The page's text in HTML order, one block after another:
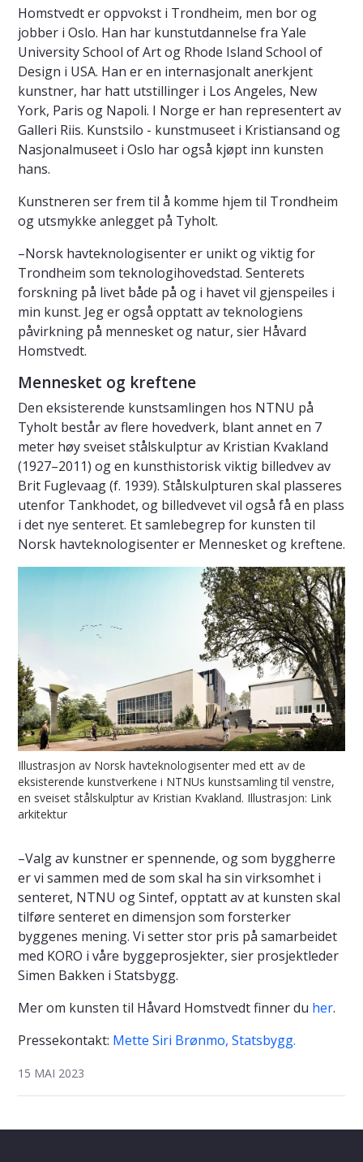
Homstvedt er oppvokst i Trondheim, men bor og
jobber i Oslo. Han har kunstutdannelse fra Yale
University School of Art og Rhode Island School of
Design i USA. Han er en internasjonalt anerkjent
kunstner, har hatt utstillinger i Los Angeles, New
York, Paris og Napoli. I Norge er han representert av
Galleri Riis. Kunstsilo - kunstmuseet i Kristiansand og
Nasjonalmuseet i Oslo har også kjøpt inn kunsten
hans.
Kunstneren ser frem til å komme hjem til Trondheim
og utsmykke anlegget på Tyholt.
–Norsk havteknologisenter er unikt og viktig for
Trondheim som teknologihovedstad. Senterets
forskning på livet både på og i havet vil gjenspeiles i
min kunst. Jeg er også opptatt av teknologiens
påvirkning på mennesket og natur, sier Håvard
Homstvedt.
Mennesket og kreftene
Den eksisterende kunstsamlingen hos NTNU på
Tyholt består av flere hovedverk, blant annet en 7
meter høy sveiset stålskulptur av Kristian Kvakland
(1927–2011) og en kunsthistorisk viktig billedvev av
Brit Fuglevaag (f. 1939). Stålskulpturen skal plasseres
utenfor Tankhodet, og billedvevet vil også få en plass
i det nye senteret. Et samlebegrep for kunsten til
Norsk havteknologisenter er Mennesket og kreftene.
Illustrasjon av Norsk havteknologisenter med ett av de
eksisterende kunstverkene i NTNUs kunstsamling til venstre,
en sveiset stålskulptur av Kristian Kvakland. Illustrasjon: Link
arkitektur
–Valg av kunstner er spennende, og som byggherre
er vi sammen med de som skal ha sin virksomhet i
senteret, NTNU og Sintef, opptatt av at kunsten skal
tilføre senteret en dimensjon som forsterker
byggenes mening. Vi setter stor pris på samarbeidet
med KORO i våre byggeprosjekter, sier prosjektleder
Simen Bakken i Statsbygg.
Mer om kunsten til Håvard Homstvedt finner du her.
Pressekontakt: Mette Siri Brønmo, Statsbygg.
15 MAI 2023